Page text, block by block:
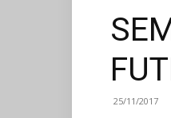
25/11/2017